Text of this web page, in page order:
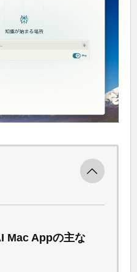
Mac Appの主な